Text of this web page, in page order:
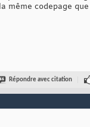
même codepage
Répondre avec citation